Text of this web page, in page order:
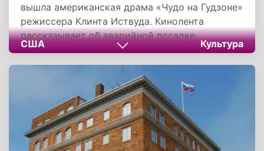
вышла американская драма «Чудо на Гудзоне»
режиссера Клинта Иствуда. Кинолента
рассказывает об аварийной посадке
пассажирского лайнера Airbus A320 в
Гудзонском проливе. Фильм основан на
автобиографии Чесли Салленбергера и
Джеффри Зеслоу «Высший долг: Мой поиск
того, что действительно важно» и по
сценарию Тодда Комарника.
США Культура